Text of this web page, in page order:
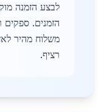
לבצע הזמנה
הזמנים. ספקים
משלוח מהיר
רציף.